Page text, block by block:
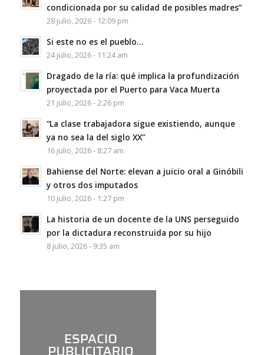
condicionada por su calidad de posibles madres”
28 julio, 2026 - 12:09 pm
Si este no es el pueblo…
24 julio, 2026 - 11:24 am
Dragado de la ría: qué implica la profundización
proyectada por el Puerto para Vaca Muerta
21 julio, 2026 - 2:26 pm
“La clase trabajadora sigue existiendo, aunque
ya no sea la del siglo XX”
16 julio, 2026 - 8:27 am
Bahiense del Norte: elevan a juicio oral a Ginóbili
y otros dos imputados
10 julio, 2026 - 1:27 pm
La historia de un docente de la UNS perseguido
por la dictadura reconstruida por su hijo
8 julio, 2026 - 9:35 am